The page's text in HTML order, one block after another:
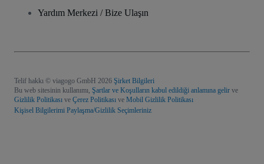
Yardım Merkezi / Bize Ulaşın
Telif hakkı © viagogo GmbH 2026 Şirket Bilgileri
Bu web sitesinin kullanımı, Şartlar ve Koşulların kabul edildiği anlamına gelir ve
Gizlilik Politikası ve Çerez Politikası ve Mobil Gizlilik Politikası
Kişisel Bilgilerimi Paylaşma/Gizlilik Seçimleriniz